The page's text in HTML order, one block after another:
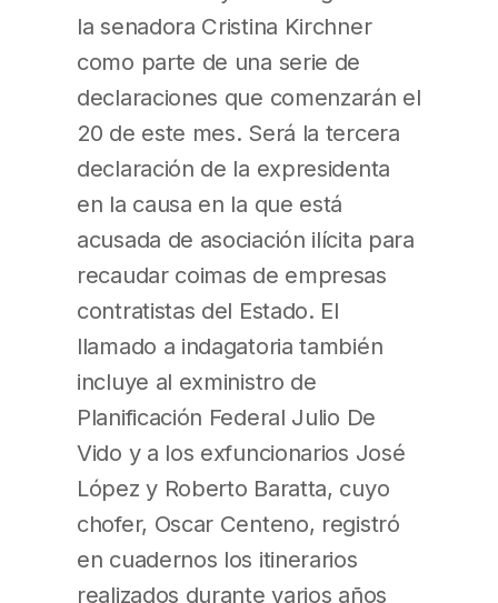
la senadora Cristina Kirchner
como parte de una serie de
declaraciones que comenzarán el
20 de este mes. Será la tercera
declaración de la expresidenta
en la causa en la que está
acusada de asociación ilícita para
recaudar coimas de empresas
contratistas del Estado. El
llamado a indagatoria también
incluye al exministro de
Planificación Federal Julio De
Vido y a los exfuncionarios José
López y Roberto Baratta, cuyo
chofer, Oscar Centeno, registró
en cuadernos los itinerarios
realizados durante varios años